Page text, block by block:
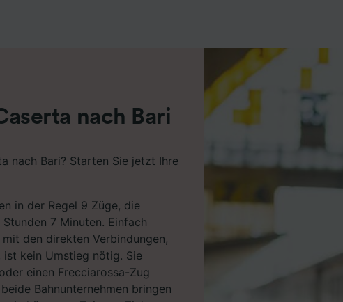
nach Bari
nach Bari? Starten Sie jetzt Ihre
in der Regel 9 Züge, die
7 Minuten. Einfach
den direkten Verbindungen,
kein Umstieg nötig. Sie
einen Frecciarossa-Zug
Bahnunternehmen bringen